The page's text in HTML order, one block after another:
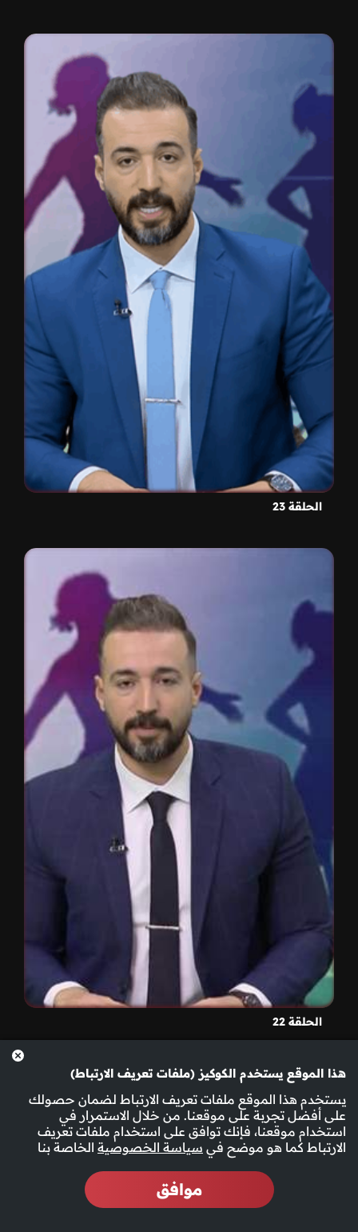
الحلقة 23
الحلقة 22
هذا الموقع يستخدم الكوكيز (ملفات تعريف الارتباط)
يستخدم هذا الموقع ملفات تعريف الارتباط لضمان حصولك
على أفضل تجربة على موقعنا. من خلال الاستمرار في
استخدام موقعنا، فإنك توافق على استخدام ملفات تعريف
الارتباط كما هو موضح في سياسة الخصوصية الخاصة بنا
موافق